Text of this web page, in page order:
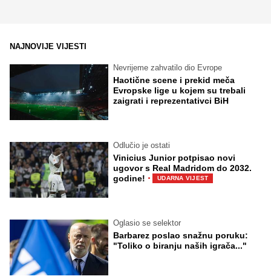
NAJNOVIJE VIJESTI
Nevrijeme zahvatilo dio Evrope
Haotične scene i prekid meča
Evropske lige u kojem su trebali
zaigrati i reprezentativci BiH
Odlučio je ostati
Vinicius Junior potpisao novi
ugovor s Real Madridom do 2032.
godine! · UDARNA VIJEST
Oglasio se selektor
Barbarez poslao snažnu poruku:
"Toliko o biranju naših igrača..."